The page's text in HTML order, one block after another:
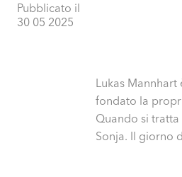
Pubblicato il
30 05 2025
Lukas
fondato la
Quando si
Sonja. Il giorno